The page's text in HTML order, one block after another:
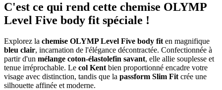
C'est ce qui rend cette chemise OLYMP
Level Five body fit spéciale !
Explorez la chemise OLYMP Level Five body fit en magnifique
bleu clair, incarnation de l'élégance décontractée. Confectionnée à
partir d'un mélange coton-élastolefin savant, elle allie souplesse et
tenue irréprochable. Le col Kent bien proportionné encadre votre
visage avec distinction, tandis que la passform Slim Fit crée une
silhouette affinée et moderne.